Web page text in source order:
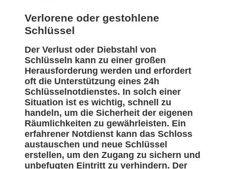
Verlorene oder gestohlene
Schlüssel
Der Verlust oder Diebstahl von
Schlüsseln kann zu einer großen
Herausforderung werden und erfordert
oft die Unterstützung eines 24h
Schlüsselnotdienstes. In solch einer
Situation ist es wichtig, schnell zu
handeln, um die Sicherheit der eigenen
Räumlichkeiten zu gewährleisten. Ein
erfahrener Notdienst kann das Schloss
austauschen und neue Schlüssel
erstellen, um den Zugang zu sichern und
unbefugten Eintritt zu verhindern. Der